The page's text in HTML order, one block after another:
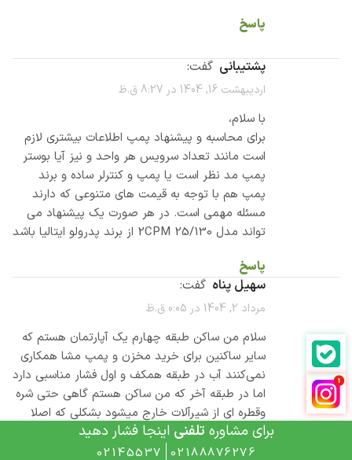
پاسخ
پشتیبانی گفت:
اردیبهشت 16, 1404 در 8:27 ق.ظ
با سلام،
برای محاسبه و پیشنهاد پمپ اطلاعات بیشتری لازم
است مانند تعداد سرویس هر واحد و نیز آیا بوستر
پمپ مد نظر است یا پمپ و کنترلر ساده و برند
پمپ هم با توجه به قیمت های متنوعی که دارند
مسئله مهمی است. در هر صورت یک پیشنهاد می
تواند مدل 2CPM 25/130 از برند پدرولو ایتالیا باشد
پاسخ
سهیل پناه گفت:
مرداد 2, 1404 در 0:05 ق.ظ
سلام من ساکن طبقه چهارم یک آپارتمان هستم که
سایر ساکنین برای خرید مخزن و پمپ مشا همکاری
نمی‌کنند آب در طبقه همکف و اول فشار مناسبی دارد
اما در طبقه آخر که من ساکن هستم گاهی حتی شره
وقطره ای از شیرآلات خارج میشود بشکلی که اصلا
قابل استفاده نیست آیا گزینه مناسب جمعو جور و
بی صدا بدون نیاز به مخزن برای حل مشکل من
برای مشاوره تلفنی اینجا فشار دهید
02145537 02188876276